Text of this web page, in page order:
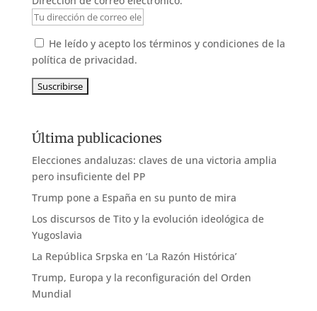
He leído y acepto los términos y condiciones de la
política de privacidad.
Última publicaciones
Elecciones andaluzas: claves de una victoria amplia
pero insuficiente del PP
Trump pone a España en su punto de mira
Los discursos de Tito y la evolución ideológica de
Yugoslavia
La República Srpska en ‘La Razón Histórica’
Trump, Europa y la reconfiguración del Orden
Mundial